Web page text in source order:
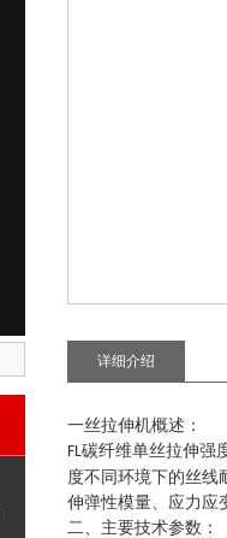
详细介绍
一丝拉伸机概述：
FL碳纤维单丝拉伸强
度不同环境下的丝线
伸弹性模量、应力应
二、主要技术参数：